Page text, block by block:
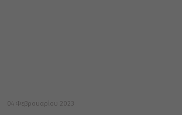
04 Φεβρουαρίου 2023